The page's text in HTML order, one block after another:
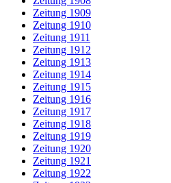
Zeitung 1909
Zeitung 1910
Zeitung 1911
Zeitung 1912
Zeitung 1913
Zeitung 1914
Zeitung 1915
Zeitung 1916
Zeitung 1917
Zeitung 1918
Zeitung 1919
Zeitung 1920
Zeitung 1921
Zeitung 1922